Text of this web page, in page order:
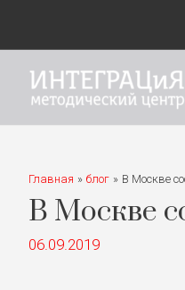
Главная блог В Москве
В Москве
06.09.2019